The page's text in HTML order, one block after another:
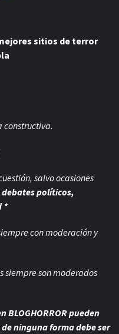
sitios de terror
constructiva.
salvo ocasiones
políticos,
*
conmoderación y
siempre son moderados
BLOGHORROR pueden
ninguna forma debe ser